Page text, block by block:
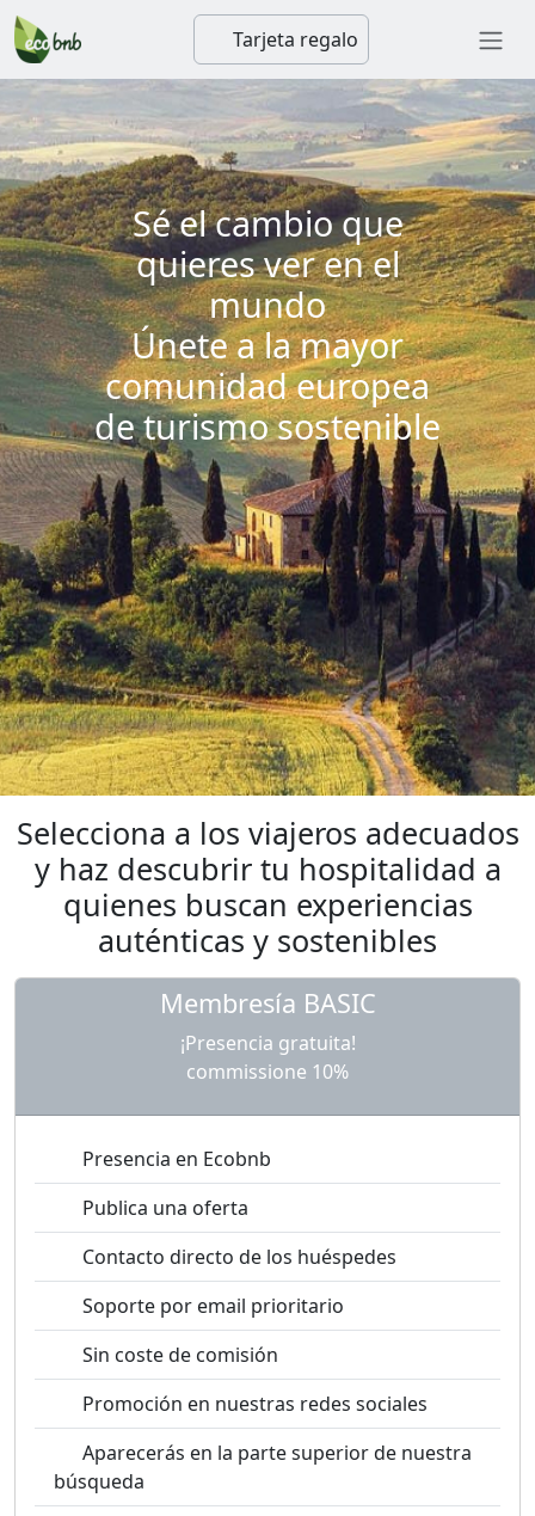
Tarjeta regalo
Sé el cambio que
quieres ver en el
mundo
Únete a la mayor
comunidad europea
de turismo sostenible
Selecciona a los viajeros adecuados
y haz descubrir tu hospitalidad a
quienes buscan experiencias
auténticas y sostenibles
Membresía BASIC
¡Presencia gratuita!
commissione 10%
Presencia en Ecobnb
Publica una oferta
Contacto directo de los huéspedes
Soporte por email prioritario
Sin coste de comisión
Promoción en nuestras redes sociales
Aparecerás en la parte superior de nuestra
búsqueda